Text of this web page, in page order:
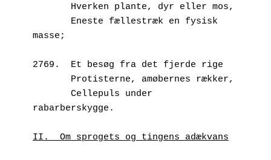
       Hverken plante, dyr eller mos,
masse;
2769.  Et besøg fra det fjerde rige
       Protisterne, amøbernes rækker,
rabarberskygge.
II.  Om sprogets og tingens adækvans